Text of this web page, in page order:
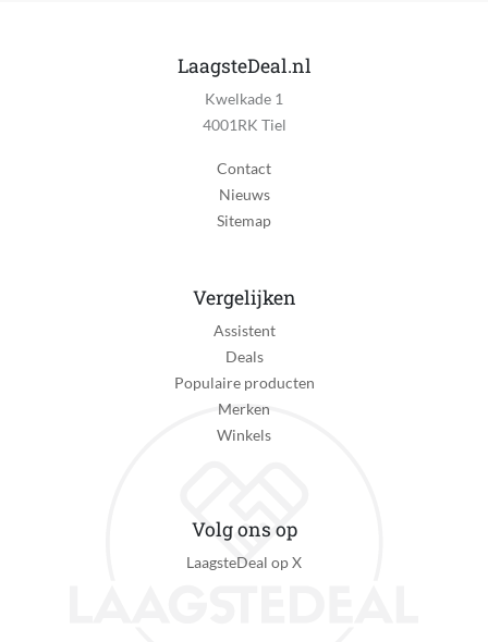
LaagsteDeal.nl
Kwelkade 1
4001RK Tiel
Contact
Nieuws
Sitemap
Vergelijken
Assistent
Deals
Populaire producten
Merken
Winkels
Volg ons op
LaagsteDeal op X